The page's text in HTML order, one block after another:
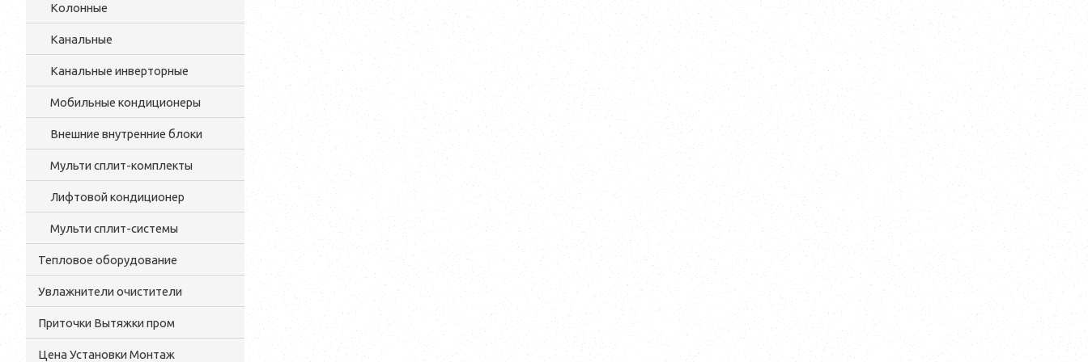
Колонные
Канальные
Канальные инверторные
Мобильные кондиционеры
Внешние внутренние блоки
Мульти cплит-комплекты
Лифтовой кондиционер
Мульти сплит-системы
Тепловое оборудование
Увлажнители очистители
Приточки Вытяжки пром
Цена Установки Монтаж